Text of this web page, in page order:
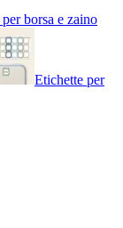
borsa e zaino
Etichette per